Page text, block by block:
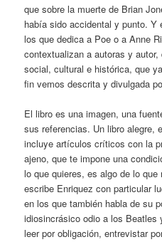
que sobre la muerte de Brian
había sido accidental y punto.
los que dedica a Poe o a Anne
contextualizan a autoras y
social, cultural e histórica, que
fin vemos descrita y divulgada
El libro es una imagen, una
sus referencias. Un libro alegre,
incluye artículos críticos con la
ajeno, que te impone una
lo que quieres, es algo de lo
escribe Enriquez con particular
en los que también habla de su
idiosincrásico odio a los Beatles
leer por obligación, entrevistar